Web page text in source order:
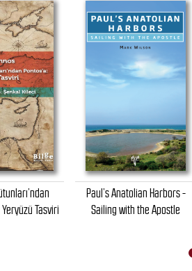
Tasviri
Paul’s Anatolian Harbors -
Sailing with the Apostle